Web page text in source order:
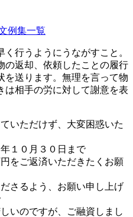
例集一覧
く行うようにうながすこと。
の返却、依頼したことの履行
を送ります。無理を言って物
は相手の労に対して謝意を表
いただけず、大変困惑いた
１０月３０日まで
をご返済いただきたくお願
さるよう、お願い申し上げ
いのですが、ご融資しまし